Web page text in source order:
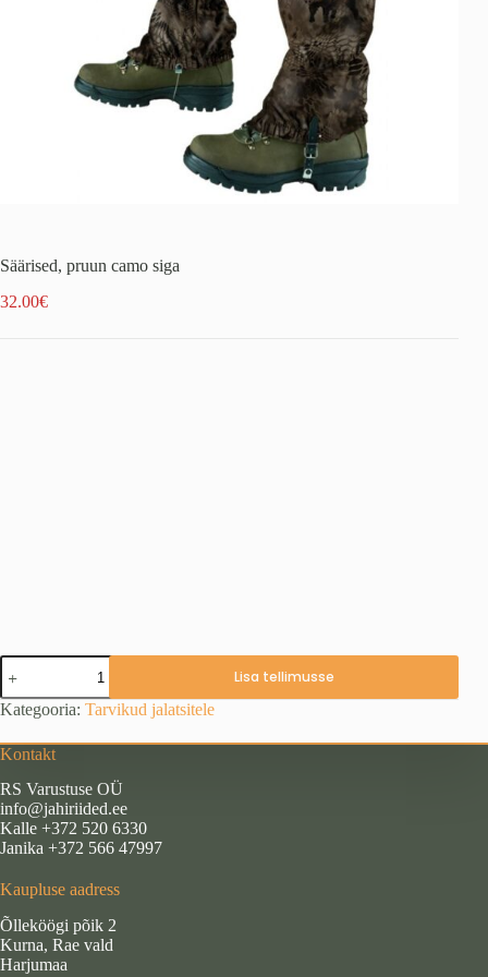
Säärised, pruun camo siga
32.00€
Säärised,
pruun
camo
siga
Lisa tellimusse
Kategooria: Tarvikud jalatsitele
Kontakt
RS Varustuse OÜ
info@jahiriided.ee
Kalle +372 520 6330
Janika +372 566 47997
Kaupluse aadress
Õlleköögi põik 2
Kurna, Rae vald
Harjumaa